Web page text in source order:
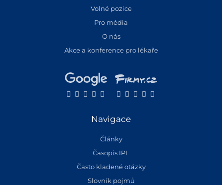
Volné pozice
Pro média
O nás
Akce a konference pro lékaře
Navigace
Články
Časopis IPL
Často kladené otázky
Slovník pojmů